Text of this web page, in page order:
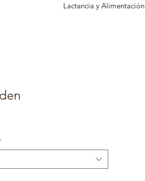
Lactancia y Alimentación